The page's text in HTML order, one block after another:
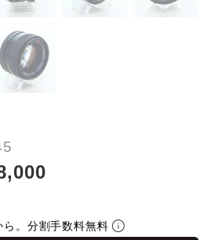
ら。分割手数料無料